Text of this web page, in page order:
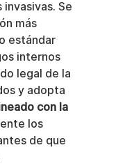
Se
más
estándar
internos
legal de la
y adopta
con la
los
de que